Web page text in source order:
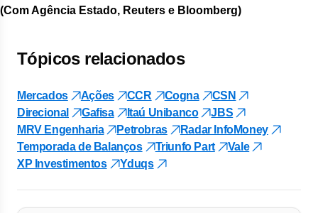
(Com Agência Estado, Reuters e Bloomberg)
Tópicos relacionados
Mercados Ações CCR Cogna
CSN
Direcional
Gafisa Itaú Unibanco
JBS
MRV Engenharia
Petrobras
Radar InfoMoney
Temporada de Balanços
Triunfo Part
Vale
XP Investimentos
Yduqs